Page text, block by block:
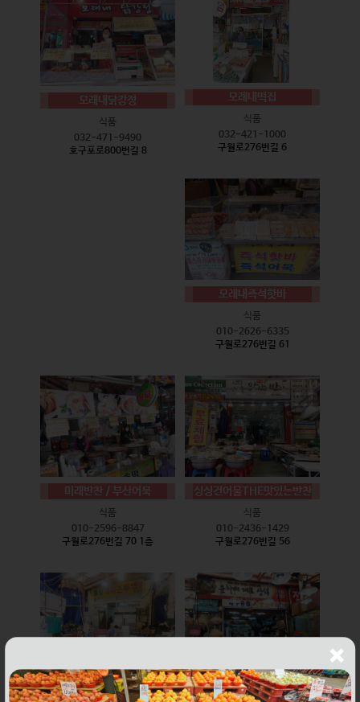
모래내닭강정
식품
032-471-9490
호구포로800번길 8
모래내떡집
식품
032-421-1000
구월로276번길 6
모래내즉석핫바
식품
010-2626-6335
구월로276번길 61
미래반찬 / 부산어묵
식품
010-2596-8847
구월로276번길 70 1층
싱싱건어물THE맛있는반찬
식품
010-2436-1429
구월로276번길 56
웰빙즉석손두부 윤하네건어물